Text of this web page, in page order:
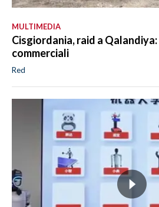
MULTIMEDIA
Cisgiordania, raid a
commerciali
Red